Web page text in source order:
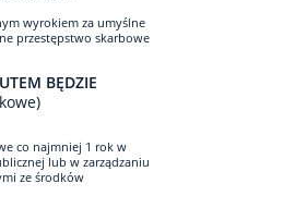
wyrokiem za umyślne
przestępstwo skarbowe
BĘDZIE
co najmniej 1 rok w
lub w zarządzaniu
ze środków